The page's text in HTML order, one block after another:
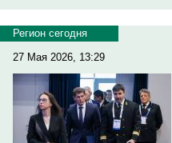
Регион сегодня
27 Мая 2026, 13:29